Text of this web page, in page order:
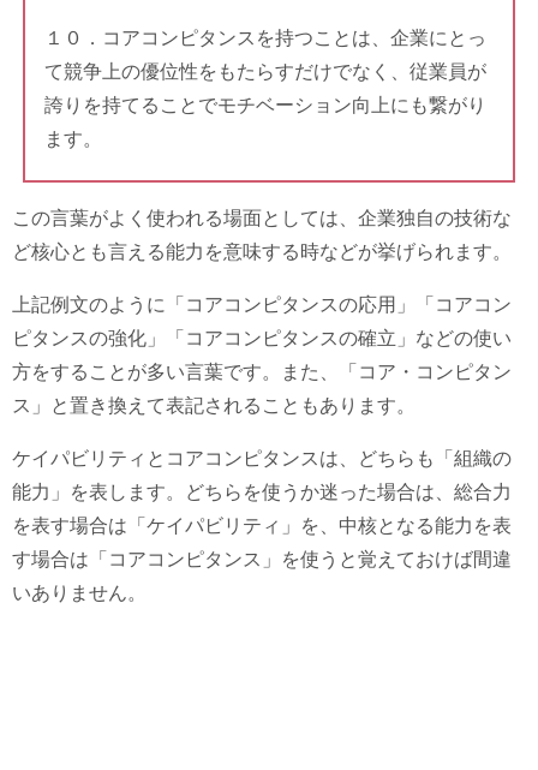
１０．コアコンピタンスを持つことは、企業にとっ
て競争上の優位性をもたらすだけでなく、従業員が
誇りを持てることでモチベーション向上にも繋がり
ます。
この言葉がよく使われる場面としては、企業独自の技術な
ど核心とも言える能力を意味する時などが挙げられます。
上記例文のように「コアコンピタンスの応用」「コアコン
ピタンスの強化」「コアコンピタンスの確立」などの使い
方をすることが多い言葉です。また、「コア・コンピタン
ス」と置き換えて表記されることもあります。
ケイパビリティとコアコンピタンスは、どちらも「組織の
能力」を表します。どちらを使うか迷った場合は、総合力
を表す場合は「ケイパビリティ」を、中核となる能力を表
す場合は「コアコンピタンス」を使うと覚えておけば間違
いありません。